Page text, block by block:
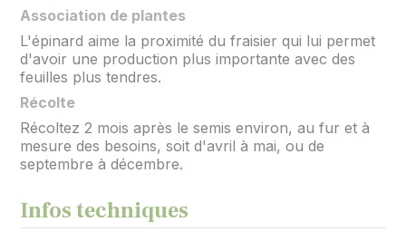
Association de plantes
L'épinard aime la proximité du fraisier qui lui permet
d'avoir une production plus importante avec des
feuilles plus tendres.
Récolte
Récoltez 2 mois après le semis environ, au fur et à
mesure des besoins, soit d'avril à mai, ou de
septembre à décembre.
Infos techniques